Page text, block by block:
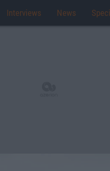
Interviews News